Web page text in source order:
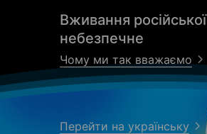
Вживання російської
небезпечне
Чому ми так вважаємо
Перейти на українську